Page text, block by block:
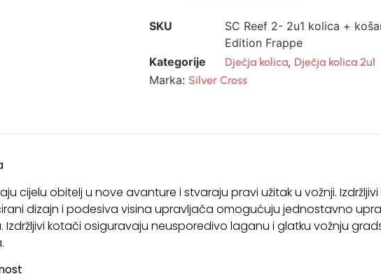
SKU
SC Reef 2- 2u1 kolica +
Edition Frappe
Kategorije
Dječja kolica, Dječja kolica 2u1
Marka: Silver Cross
cijelu obitelj u nove avanture i stvaraju pravi užitak u vožnji.
dizajn i podesiva visina upravljača omogućuju jednostavno
kotači osiguravaju neusporedivo laganu i glatku vožnju